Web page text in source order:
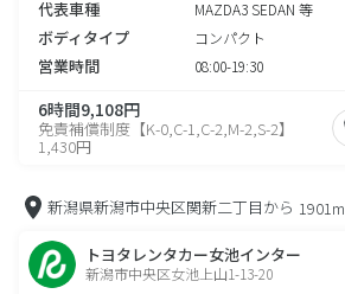
代表車種 MAZDA3 SEDAN 等
ボディタイプ コンパクト
営業時間 08:00-19:30
6時間9,108円
免責補償制度【K-0,C-1,C-2,M-2,S-2】
1,430円
新潟県新潟市中央区関新二丁目から 1901m
トヨタレンタカー女池インター
新潟市中央区女池上山1-13-20